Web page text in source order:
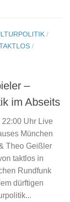
/
TAKTLOS /
–
im Abseits
Uhr Live
München
Theo Geißler
taktlos in
Rundfunk
dürftigen